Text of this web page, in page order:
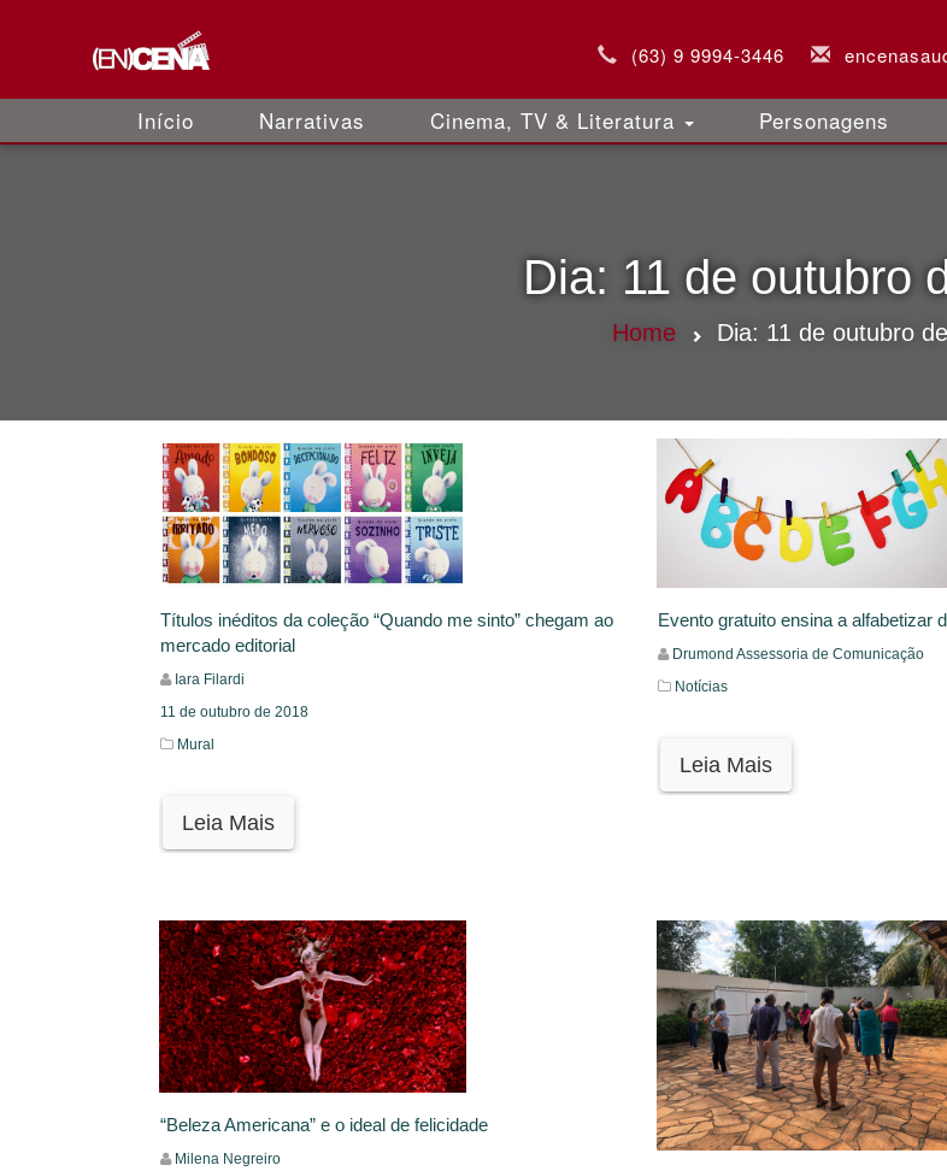
(63) 9 9994-3446
Início Narrativas Cinema, TV & Literatura Personagens
Dia: 11 de outubro
Home Dia: 11 de outubro
Títulos inéditos da coleção “Quando me sinto” chegam ao
mercado editorial
Iara Filardi
11 de outubro de 2018
Mural
Leia Mais
Evento gratuito ensina a alfabetizar
Drumond Assessoria de Comunicação
Notícias
Leia Mais
“Beleza Americana” e o ideal de felicidade
Milena Negreiro